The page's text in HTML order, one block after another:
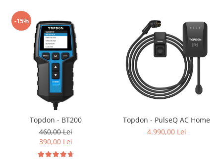
-15%
Topdon - BT200
460,00 Lei
390,00 Lei
Topdon - PulseQ AC Home
4.990,00 Lei